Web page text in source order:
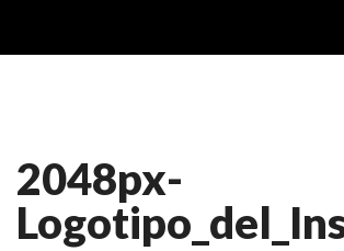
2048px-